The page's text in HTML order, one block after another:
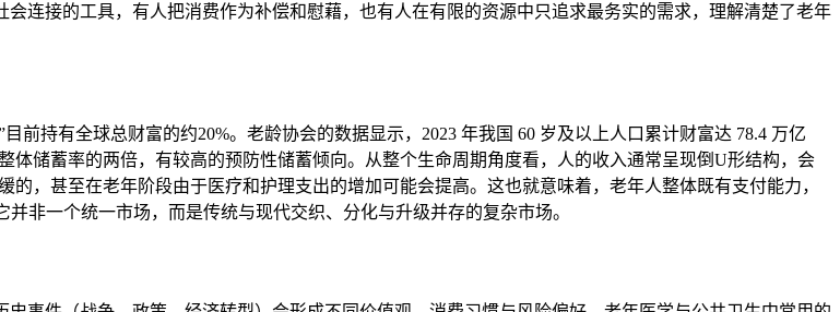
连接的工具，有人把消费作为补偿和慰藉，也有人在有限的资源中只追求最务实的需求，理解清楚了老年
前持有全球总财富的约20%。老龄协会的数据显示，2023 年我国 60 岁及以上人口累计财富达 78.4 万亿
体储蓄率的两倍，有较高的预防性储蓄倾向。从整个生命周期角度看，人的收入通常呈现倒U形结构，会
，甚至在老年阶段由于医疗和护理支出的增加可能会提高。这也就意味着，老年人整体既有支付能力，
非一个统一市场，而是传统与现代交织、分化与升级并存的复杂市场。